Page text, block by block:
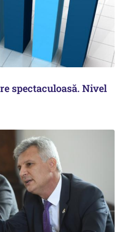
spectaculoasă. Nivel